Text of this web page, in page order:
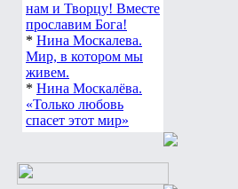
нам и Творцу! Вместе
прославим Бога!
* Нина Москалева.
Мир, в котором мы
живем.
* Нина Москалёва.
«Только любовь
спасет этот мир»